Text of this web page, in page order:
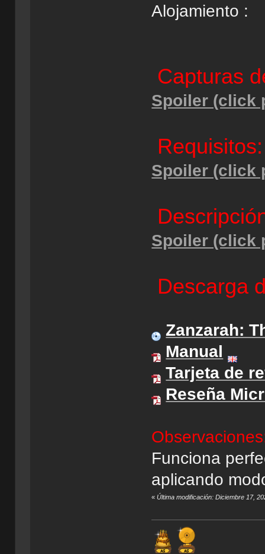
Alojamiento :
Capturas
Spoiler (click
Requisitos:
Spoiler (click
Spoiler (click
Descarga
Zanzarah:
Manual
Tarjeta de
Reseña
Funciona
aplicando
«Última modificación: Diciembre 17,